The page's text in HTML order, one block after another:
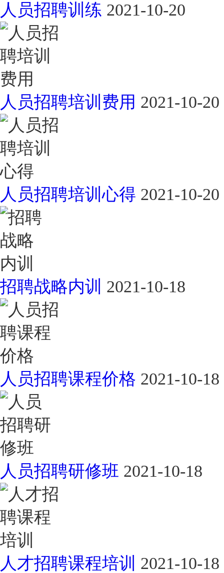
人员招聘训练 2021-10-20
人员招聘培训费用 2021-10-20
人员招聘培训心得 2021-10-20
招聘战略内训 2021-10-18
人员招聘课程价格 2021-10-18
人员招聘研修班 2021-10-18
人才招聘课程培训 2021-10-18